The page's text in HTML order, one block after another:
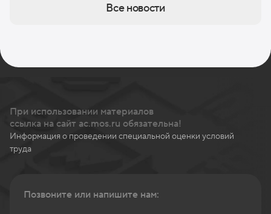
Все новости
При использовании материалов
ссылка на сайт ac.mos.ru обязательна!
Информация о проведении специальной оценки условий
труда
Позвоните или напишите нам: